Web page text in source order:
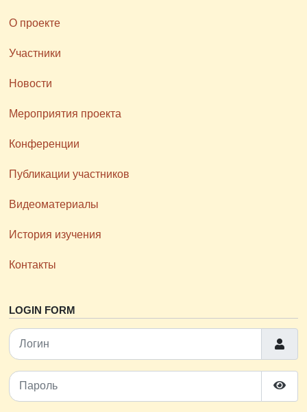
О проекте
Участники
Новости
Мероприятия проекта
Конференции
Публикации участников
Видеоматериалы
История изучения
Контакты
LOGIN FORM
Логин
Пароль